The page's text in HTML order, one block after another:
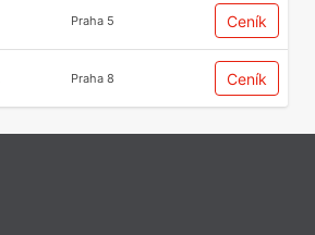
Praha 5 Ceník
Praha 8 Ceník